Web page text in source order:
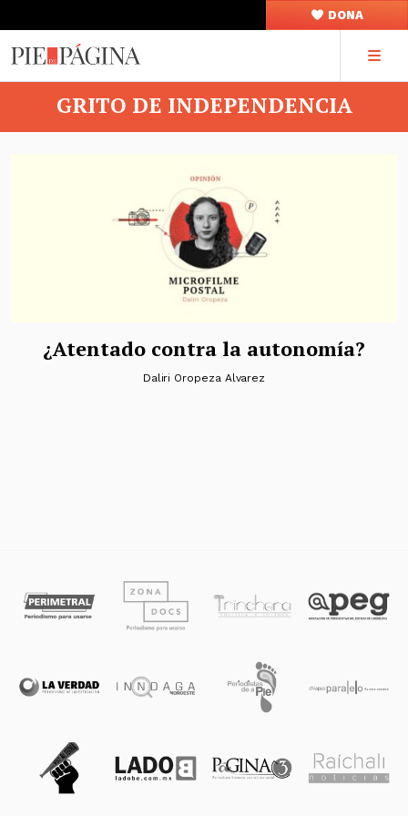
DONA
GRITO DE INDEPENDENCIA
¿Atentado contra la autonomía?
Daliri Oropeza Alvarez